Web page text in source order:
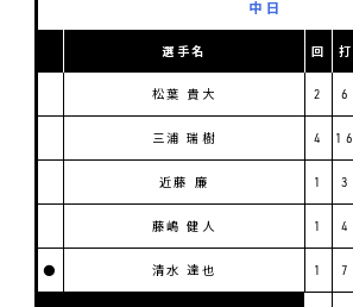
中日
選手名 回 打
松葉 貴大 2 6
三浦 瑞樹 4 16
近藤 廉 1 3
藤嶋 健人 1 4
● 清水 達也 1 7